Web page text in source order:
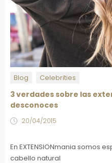
Blog Celebrities
3 verdades sobre las
desconoces
20/04/2015
En EXTENSIONmania somos
cabello natural